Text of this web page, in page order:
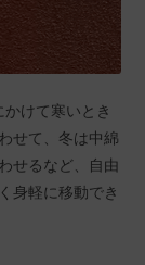
けて寒いとき
せて、冬は中綿
せるなど、自由
身軽に移動でき